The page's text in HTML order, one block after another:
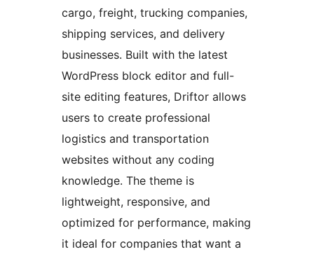
cargo, freight, trucking companies,
shipping services, and delivery
businesses. Built with the latest
WordPress block editor and full-
site editing features, Driftor allows
users to create professional
logistics and transportation
websites without any coding
knowledge. The theme is
lightweight, responsive, and
optimized for performance, making
it ideal for companies that want a